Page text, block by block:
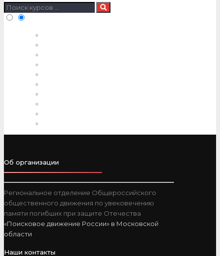
Об организации
Региональное отделение Общероссийского
общественного движения по увековечению
памяти погибших при защите Отечества
«Поисковое движение России» в Московской
области
Наши контакты